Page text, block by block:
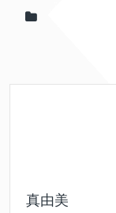
真由美